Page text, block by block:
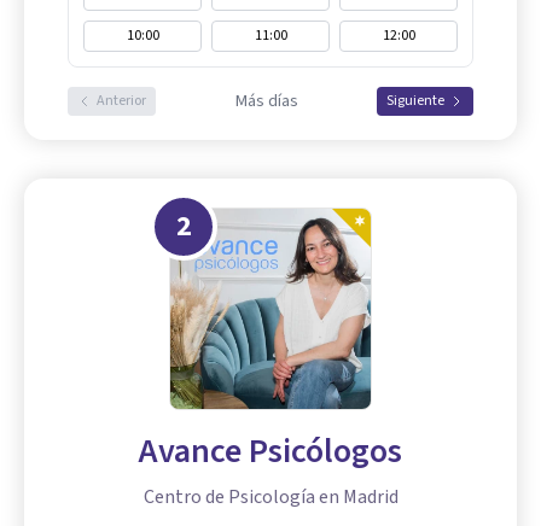
10:00
11:00 12:00
Anterior Más días Siguiente
2
Avance Psicólogos
Centro de Psicología en Madrid